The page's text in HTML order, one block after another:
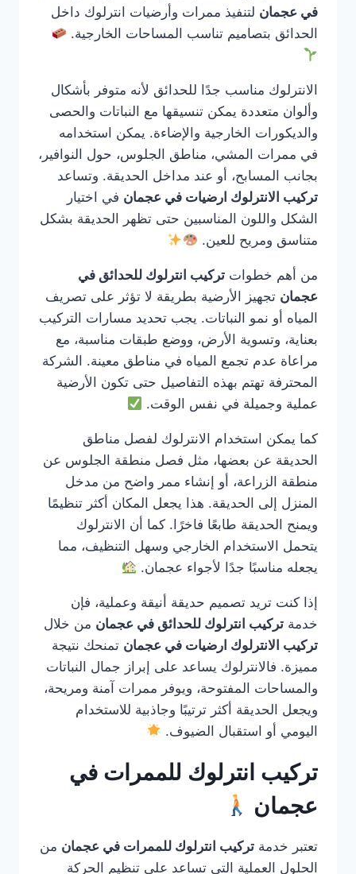
في عجمان لتنفيذ ممرات وأرضيات انترلوك داخل
الحدائق بتصاميم تناسب المساحات الخارجية.
الانترلوك مناسب جدًا للحدائق لأنه متوفر بأشكال
وألوان متعددة يمكن تنسيقها مع النباتات والحصى
والديكورات الخارجية والإضاءة. يمكن استخدامه
في ممرات المشي، مناطق الجلوس، حول النوافير،
بجانب المسابح، أو عند مداخل الحديقة. وتساعد
تركيب الانترلوك ارضيات في عجمان في اختيار
الشكل واللون المناسبين حتى تظهر الحديقة بشكل
متناسق ومريح للعين.
من أهم خطوات تركيب انترلوك للحدائق في
عجمان تجهيز الأرضية بطريقة لا تؤثر على تصريف
المياه أو نمو النباتات. يجب تحديد مسارات التركيب
بعناية، وتسوية الأرض، ووضع طبقات مناسبة، مع
مراعاة عدم تجمع المياه في مناطق معينة. الشركة
المحترفة تهتم بهذه التفاصيل حتى تكون الأرضية
عملية وجميلة في نفس الوقت.
كما يمكن استخدام الانترلوك لفصل مناطق
الحديقة عن بعضها، مثل فصل منطقة الجلوس عن
منطقة الزراعة، أو إنشاء ممر واضح من مدخل
المنزل إلى الحديقة. هذا يجعل المكان أكثر تنظيمًا
ويمنح الحديقة طابعًا فاخرًا. كما أن الانترلوك
يتحمل الاستخدام الخارجي وسهل التنظيف، مما
يجعله مناسبًا جدًا لأجواء عجمان.
إذا كنت تريد تصميم حديقة أنيقة وعملية، فإن
خدمة تركيب انترلوك للحدائق في عجمان من خلال
تركيب الانترلوك ارضيات في عجمان تمنحك نتيجة
مميزة. فالانترلوك يساعد على إبراز جمال النباتات
والمساحات المفتوحة، ويوفر ممرات آمنة ومريحة،
ويجعل الحديقة أكثر ترتيبًا وجاذبية للاستخدام
اليومي أو استقبال الضيوف.
تركيب انترلوك للممرات في
عجمان
تعتبر خدمة تركيب انترلوك للممرات في عجمان من
الحلول العملية التي تساعد على تنظيم الحركة